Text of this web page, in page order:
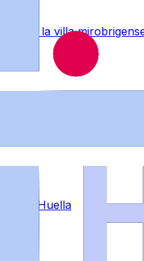
la villa
de La Huella